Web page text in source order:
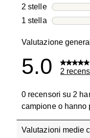
2 stellestelle
1 stellastelle
Valutazione
5.0 2
0 recensori su 2
campione o hanno
Valutazioni medie